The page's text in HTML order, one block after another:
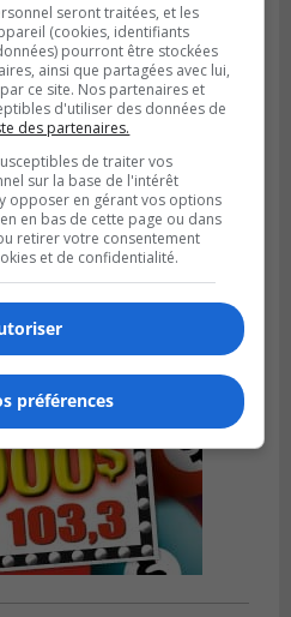
face à ABC 16U
à Longueuil
seront traitées, et les
(cookies, identifiants
pourront être stockées
ainsi que partagées avec lui,
ce site. Nos partenaires et
d'utiliser des données de
des partenaires.
de traiter vos
sur la base de l'intérêt
opposer en gérant vos options
en bas de cette page ou dans
retirer votre consentement
et de confidentialité.
préférences